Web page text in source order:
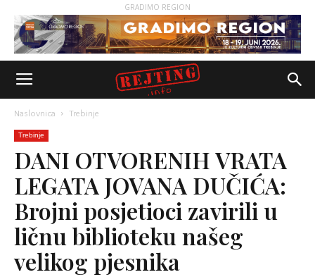
GRADIMO REGION
Naslovnica Trebinje
Trebinje
DANI OTVORENIH VRATA
LEGATA JOVANA DUČIĆA:
Brojni posjetioci zavirili u
ličnu biblioteku našeg
velikog pjesnika